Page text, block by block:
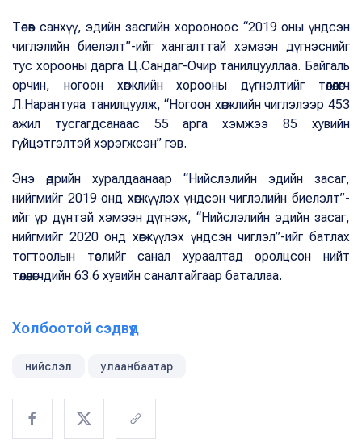
Төсөв санхүү, эдийн засгийн хорооноос “2019 оны үндсэн
чиглэлийн биелэлт”-ийг хангалттай хэмээн дүгнэснийг
тус хорооны дарга Ц.Сандаг-Очир танилцууллаа. Байгаль
орчин, ногоон хөгжлийн хорооны дүгнэлтийг төлөөлөгч
Л.Нарантуяа танилцуулж, “Ногоон хөгжлийн чиглэлээр 453
ажил тусгагдсанаас 55 арга хэмжээ 85 хувийн
гүйцэтгэлтэй хэрэгжсэн” гэв.
Энэ өдрийн хуралдаанаар “Нийслэлийн эдийн засаг,
нийгмийг 2019 онд хөгжүүлэх үндсэн чиглэлийн биелэлт”-
ийг үр дүнтэй хэмээн дүгнэж, “Нийслэлийн эдийн засаг,
нийгмийг 2020 онд хөгжүүлэх үндсэн чиглэл”-ийг батлах
тогтоолын төслийг санал хураалтад оролцсон нийт
төлөөлөгчдийн 63.6 хувийн саналтайгаар баталлаа.
Холбоотой сэдвүүд
нийслэл улаанбаатар